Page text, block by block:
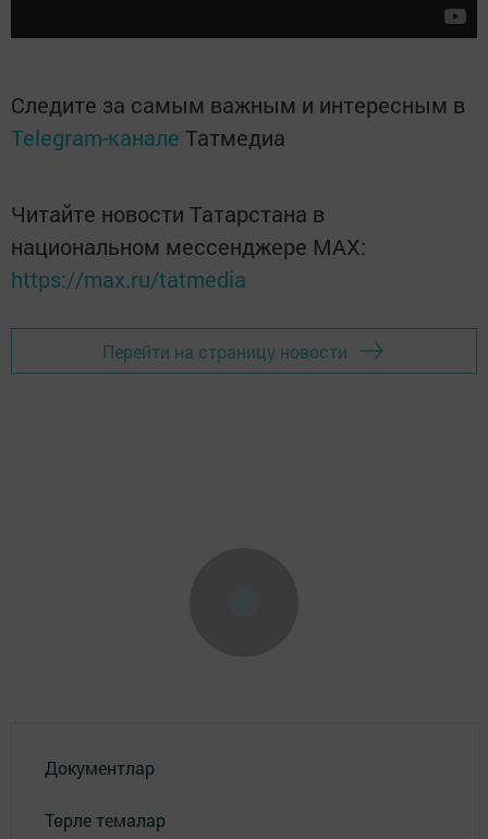
Следите за самым важным и интересным в
Telegram-канале Татмедиа
Читайте новости Татарстана в
национальном мессенджере MАХ:
https://max.ru/tatmedia
Перейти на страницу новости
Документлар
Төрле темалар